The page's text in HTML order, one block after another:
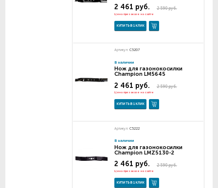
2 590 руб.
2 461 руб.
Цена при заказе на сайте
КУПИТЬ В 1 КЛИК
Артикул: C5207
В наличии
Нож для газонокосилки
Champion LM5645
2 590 руб.
2 461 руб.
Цена при заказе на сайте
КУПИТЬ В 1 КЛИК
Артикул: C5222
В наличии
Нож для газонокосилки
Champion LMZ5130-2
2 590 руб.
2 461 руб.
Цена при заказе на сайте
КУПИТЬ В 1 КЛИК